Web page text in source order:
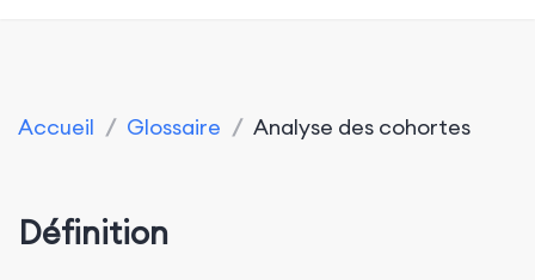
Accueil / Glossaire / Analyse des cohortes
Définition